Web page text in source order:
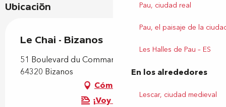
Pau, ciudad real
Pau, el paisaje de la
Les Halles de Pau – ES
En los alrededores
Lescar, ciudad medieval
Ubicación
Le Chai - Bizanos
51 Boulevard du Commandant René Mouchotte,
64320 Bizanos
Cómo llegar
¡Voy en tren!